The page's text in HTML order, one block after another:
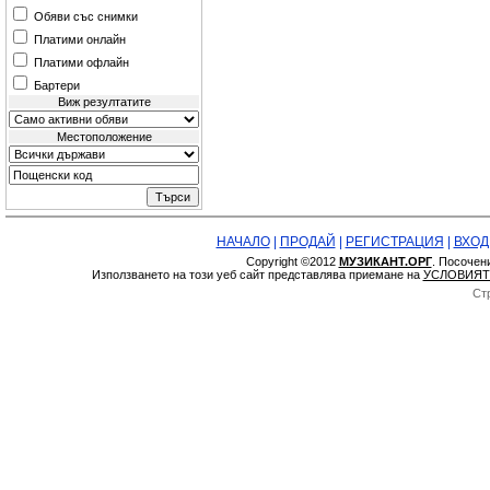
Обяви със снимки
Платими онлайн
Платими офлайн
Бартери
Виж резултатите
Местоположение
НАЧАЛО| ПРОДАЙ РЕГИСТРАЦИЯ ВХОД
Copyright ©2012 МУЗИКАНТ.ОРГ.
Използването на този уеб сайт представлява приемане на